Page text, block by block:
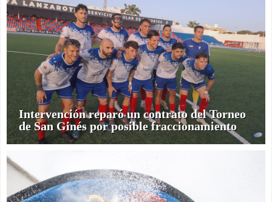
Intervención reparó un contrato del Torneo
de San Ginés por posible fraccionamiento